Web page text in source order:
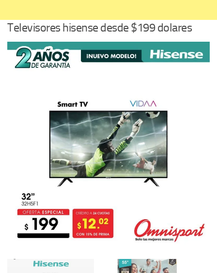
Televisores hisense desde $199 dolares